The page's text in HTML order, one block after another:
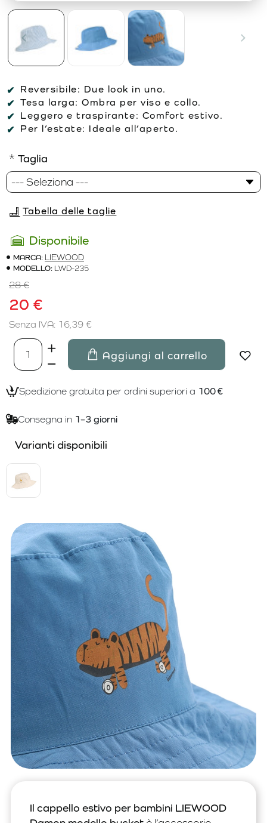
Reversibile: Due look in uno.
Tesa larga: Ombra per viso e collo.
Leggero e traspirante: Comfort estivo.
Per l’estate: Ideale all’aperto.
Disponibile
MARCA: LIEWOOD
MODELLO: LWD-235
20 €
28 €
Senza IVA: 16,39 €
Taglia
Aggiungi al carrello
Tabella delle taglie
Spedizione gratuita per ordini superiori a 100 €
Consegna in 1–3 giorni
Varianti disponibili
Il cappello estivo per bambini LIEWOOD